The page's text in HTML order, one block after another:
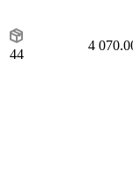
44
4